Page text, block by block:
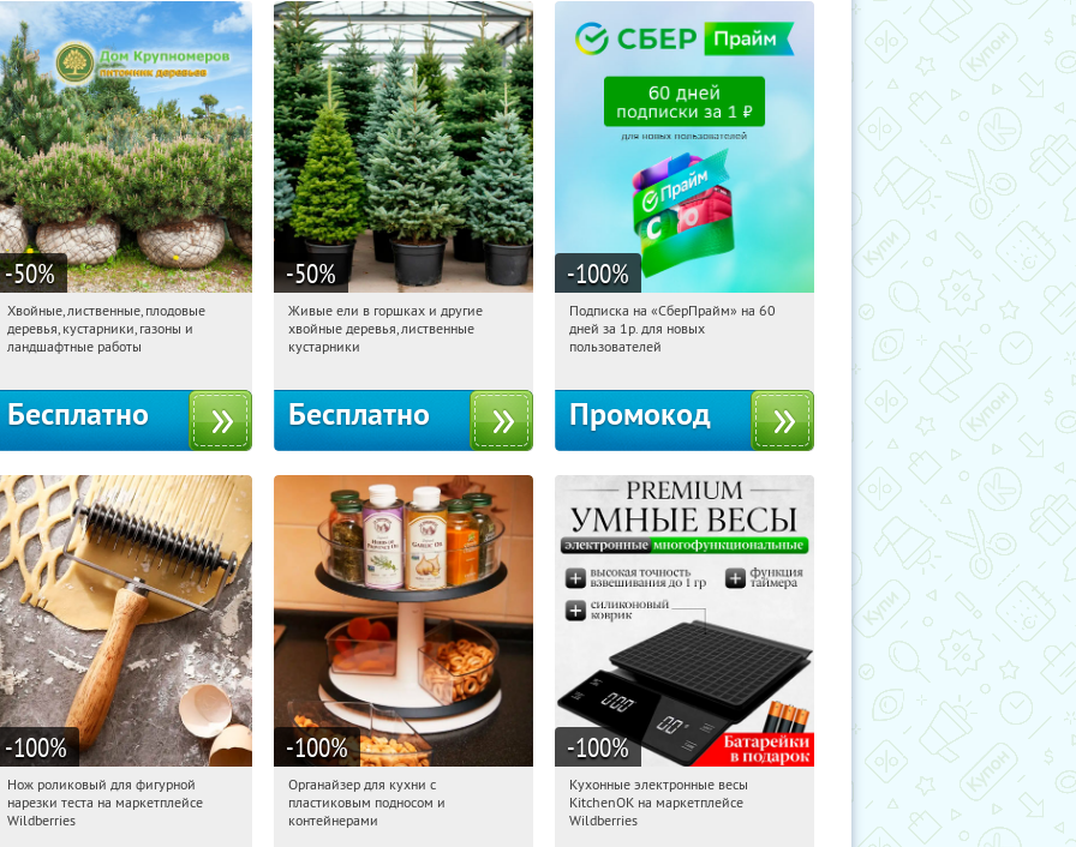
-50%
10:05:12 Получили:
Павелецкая
Угрешская
Хвойные, лиственные, плодовые
деревья, кустарники, газоны и
ландшафтные работы
Бесплатно
-50%
10:05:12 Получили:
Московская обл., г. Химки,
Живые ели в горшках и другие
хвойные деревья, лиственные
кустарники
Бесплатно
-100%
10:05:12 Получили:
Россия
Подписка на «СберПрайм» на 60
дней за 1р. для новых
пользователей
Промокод
-100%
10:05:12 Получили:
Россия
Нож роликовый для фигурной
нарезки теста на маркетплейсе
Wildberries
-100%
10:05:12 Получили:
Россия
Органайзер для кухни с
пластиковым подносом и
контейнерами
-100%
10:05:12 Получили:
Россия
Кухонные электронные весы
KitchenOK на маркетплейсе
Wildberries